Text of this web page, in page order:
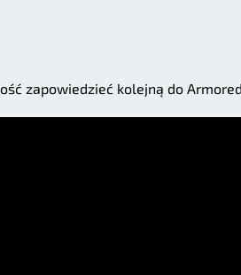
zapowiedzieć kolejną do